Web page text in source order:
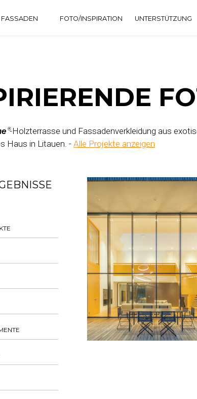
FASSADEN
FOTO/INSPIRATION
UNTERSTÜTZUNG
®-Holzterrasse und Fassadenverkleidung aus
Haus in Litauen. - Alle Projekte anzeigen